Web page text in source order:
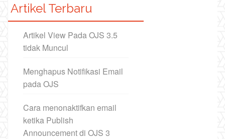
Artikel Terbaru
Artikel View Pada OJS 3.5
tidak Muncul
Menghapus Notifikasi Email
pada OJS
Cara menonaktifkan email
ketika Publish
Announcement di OJS 3